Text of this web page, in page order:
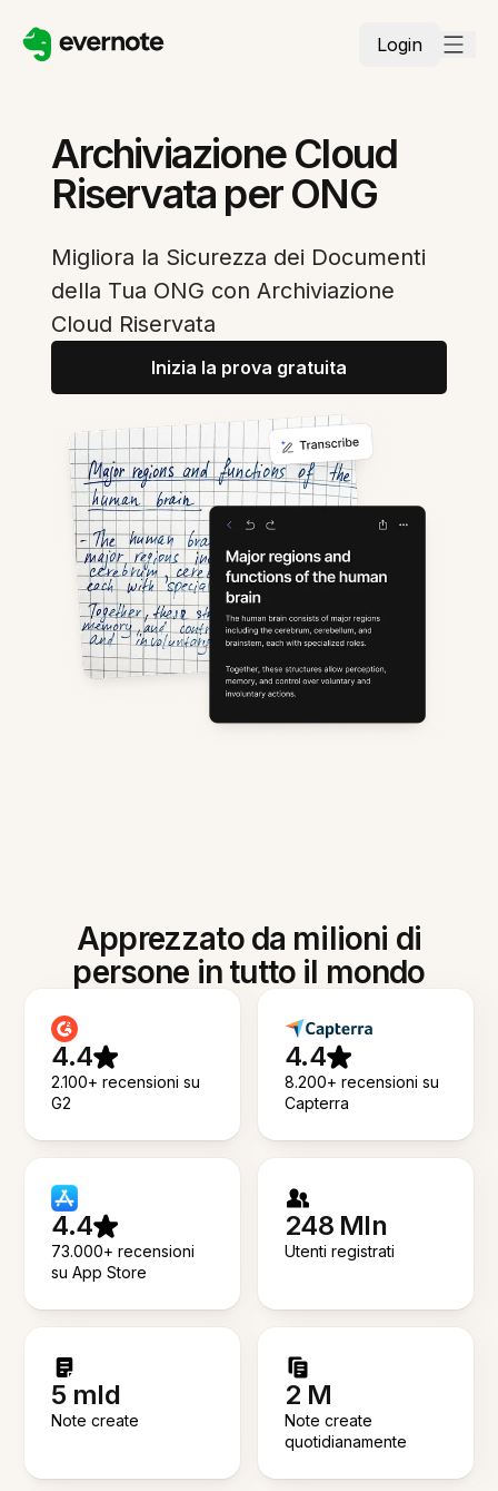
Login
Archiviazione Cloud
Riservata per ONG
Migliora la Sicurezza dei Documenti
della Tua ONG con Archiviazione
Cloud Riservata
Inizia la prova gratuita
Apprezzato da milioni di
persone in tutto il mondo
4.4
2.100+ recensioni su
G2
4.4
8.200+ recensioni su
Capterra
4.4
73.000+ recensioni
su App Store
248 Mln
Utenti registrati
5 mld
Note create
2 M
Note create
quotidianamente